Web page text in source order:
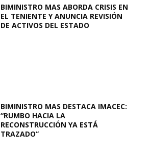
BIMINISTRO MAS ABORDA CRISIS EN
EL TENIENTE Y ANUNCIA REVISIÓN
DE ACTIVOS DEL ESTADO
BIMINISTRO MAS DESTACA IMACEC:
“RUMBO HACIA LA
RECONSTRUCCIÓN YA ESTÁ
TRAZADO”